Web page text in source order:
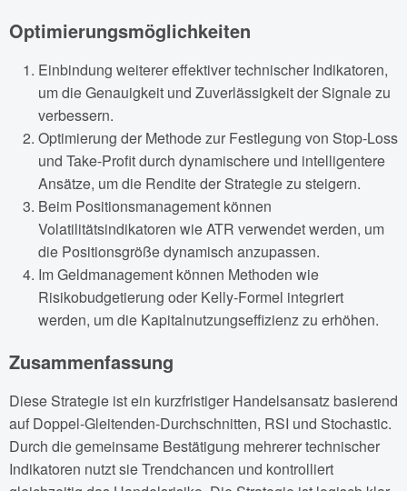
Optimierungsmöglichkeiten
Einbindung weiterer effektiver technischer Indikatoren,
um die Genauigkeit und Zuverlässigkeit der Signale zu
verbessern.
Optimierung der Methode zur Festlegung von Stop-Loss
und Take-Profit durch dynamischere und intelligentere
Ansätze, um die Rendite der Strategie zu steigern.
Beim Positionsmanagement können
Volatilitätsindikatoren wie ATR verwendet werden, um
die Positionsgröße dynamisch anzupassen.
Im Geldmanagement können Methoden wie
Risikobudgetierung oder Kelly-Formel integriert
werden, um die Kapitalnutzungseffizienz zu erhöhen.
Zusammenfassung
Diese Strategie ist ein kurzfristiger Handelsansatz basierend
auf Doppel-Gleitenden-Durchschnitten, RSI und Stochastic.
Durch die gemeinsame Bestätigung mehrerer technischer
Indikatoren nutzt sie Trendchancen und kontrolliert